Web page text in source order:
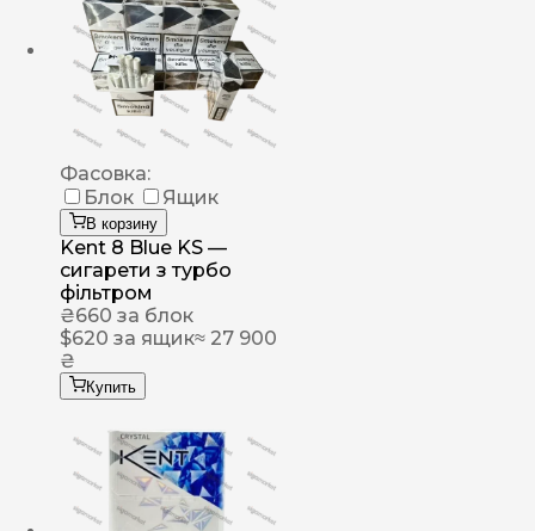
Фасовка:
Блок
Ящик
В корзину
Kent 8 Blue KS —
сигарети з турбо
фільтром
₴660 за блок
$620 за ящик≈ 27 900
₴
Купить